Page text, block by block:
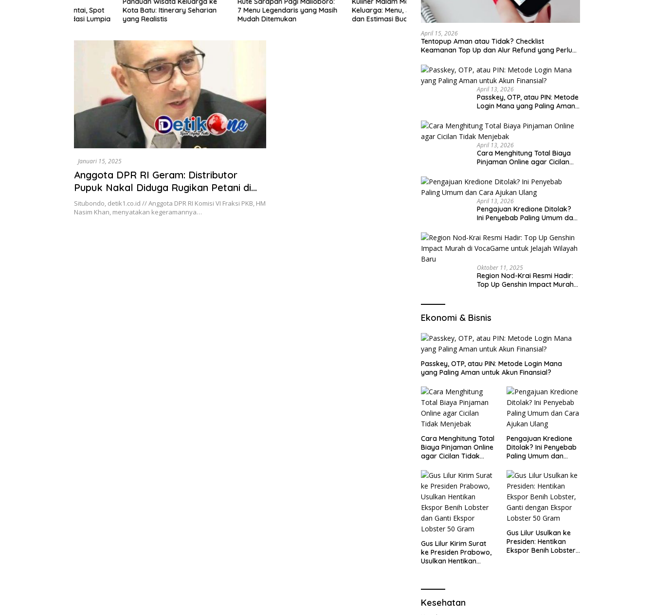
Kota Batu: Itinerary Seharian
yang Realistis
7 Menu Legendaris yang Masih
Mudah Ditemukan
Keluarga: Menu, Jam Ramai,
dan Estimasi Budget
Semarang Malam Hari: Rute
Aman untuk Keluarga
Tempat Dekat Stasiun Balapan
yang Ramah Kantong
Januari 15, 2025
Anggota DPR RI Geram: Distributor
Pupuk Nakal Diduga Rugikan Petani di
Situbondo
Situbondo, detik1.co.id // Anggota DPR RI Komisi VI Fraksi PKB, HM
Nasim Khan, menyatakan kegeramannya…
April 15, 2026
Tentopup Aman atau Tidak? Checklist
Keamanan Top Up dan Alur Refund yang Perlu
April 13, 2026
Passkey, OTP, atau PIN: Metode
Login Mana yang Paling Aman
April 13, 2026
Cara Menghitung Total Biaya
Pinjaman Online agar Cicilan
April 13, 2026
Pengajuan Kredione Ditolak?
Ini Penyebab Paling Umum dan
Oktober 11, 2025
Region Nod-Krai Resmi Hadir:
Top Up Genshin Impact Murah
Ekonomi & Bisnis
Passkey, OTP, atau PIN: Metode Login Mana
yang Paling Aman untuk Akun Finansial?
Cara Menghitung Total
Biaya Pinjaman Online
agar Cicilan Tidak
Pengajuan Kredione
Ditolak? Ini Penyebab
Paling Umum dan
Gus Lilur Kirim Surat
ke Presiden Prabowo,
Usulkan Hentikan
Lobster 50 Gram
Gus Lilur Usulkan ke
Presiden: Hentikan
Ekspor Benih Lobster,
Kesehatan